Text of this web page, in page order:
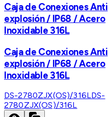
Caja de Conexiones Anti
explosión / IP68 / Acero
Inoxidable 316L
Caja de Conexiones Anti
explosión / IP68 / Acero
Inoxidable 316L
DS-2780ZJX(OS)/316LDS-
2780ZJX(OS)/316L